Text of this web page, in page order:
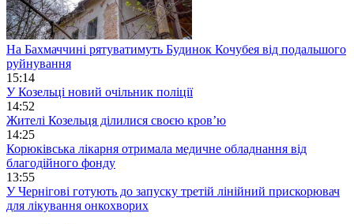
На Бахмаччині рятуватимуть Будинок Кочубея від подальшого
руйнування
15:14
У Козельці новий очільник поліції
14:52
Жителі Козельця ділилися своєю кров’ю
14:25
Корюківська лікарня отримала медичне обладнання від
благодійного фонду
13:55
У Чернігові готують до запуску третій лінійний прискорювач
для лікування онкохворих